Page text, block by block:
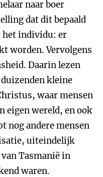
naar boer
dat dit bepaald
het individu: er
worden. Vervolgens
Daarin lezen
kleine
waar mensen
eigen wereld, en ook
nog andere mensen
uiteindelijk
Tasmanië in
waren.